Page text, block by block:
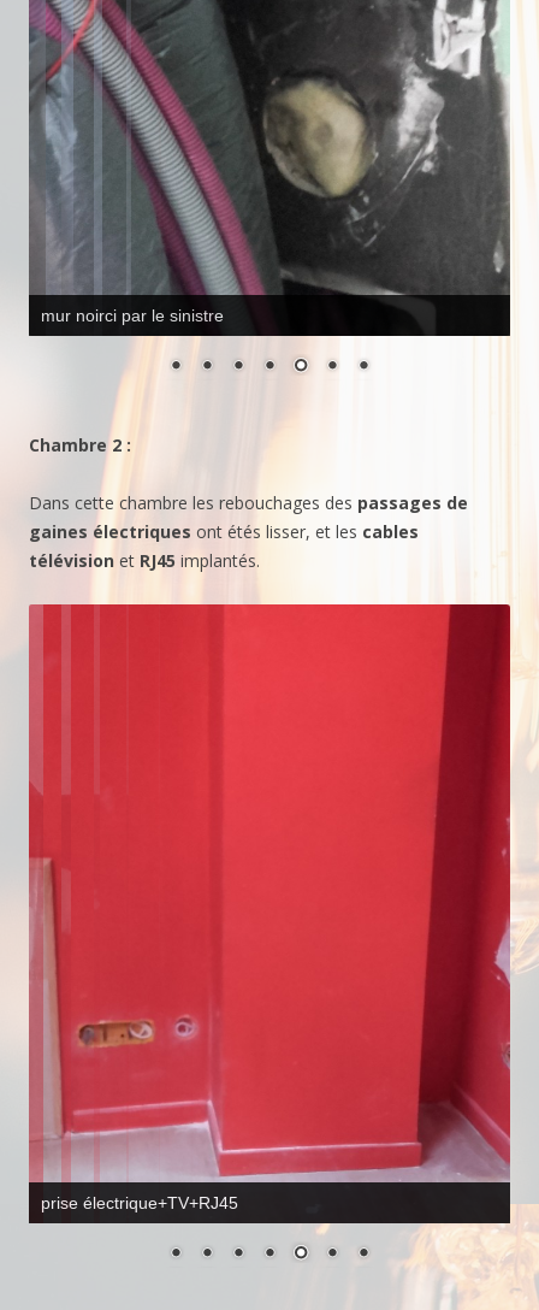
applique murale pose de boitiers électriques étanches pour
les mur exterieur
Chambre 2 :
Dans cette chambre les rebouchages des passages de
gaines électriques ont étés lisser, et les cables
télévision et RJ45 implantés.
fils électrique pour l'applique en attente